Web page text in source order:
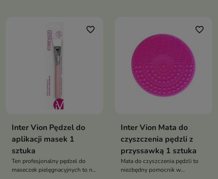
stymulującemu masażowi skóry
favorite_border
Inter Vion Pędzel do
aplikacji masek 1
sztuka
Ten profesjonalny pędzel do
maseczek pielęgnacyjnych to nie
favorite_border
Inter Vion Mata do
czyszczenia pędzli z
przyssawką 1 sztuka
Mata do czyszczenia pędzli to
niezbędny pomocnik w